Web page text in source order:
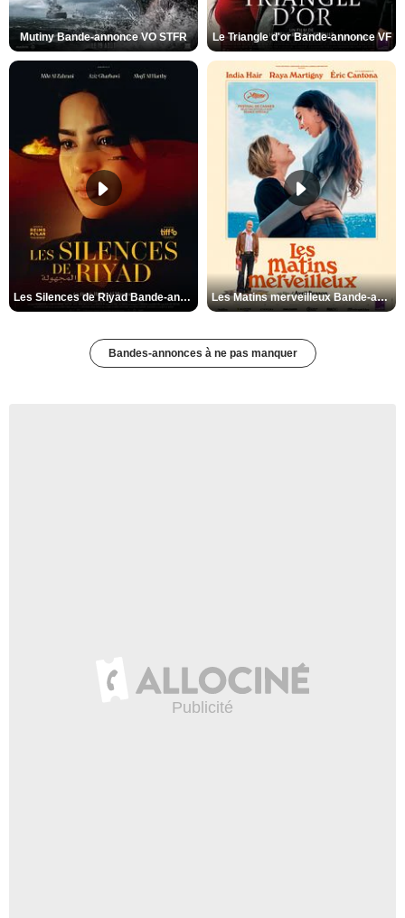
Mutiny Bande-annonce VO STFR Le Triangle d'or Bande-annonce VF
Les Silences de Riyad Bande-annonce VO STFR Les Matins merveilleux Bande-annonce VF
Bandes-annonces à ne pas manquer